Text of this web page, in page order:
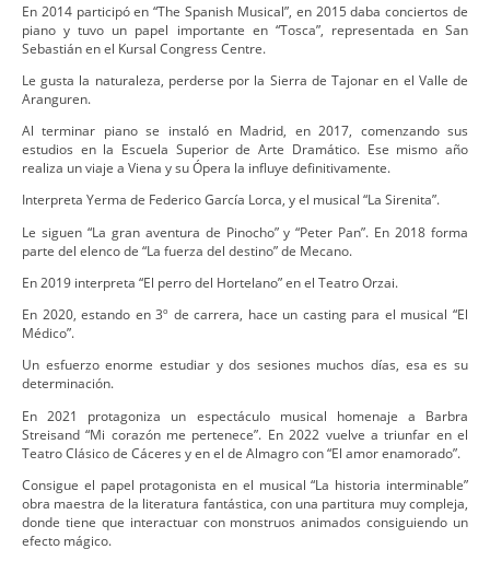
En 2014 participó en “The Spanish Musical”, en 2015 daba conciertos de
piano y tuvo un papel importante en “Tosca”, representada en San
Sebastián en el Kursal Congress Centre.
Le gusta la naturaleza, perderse por la Sierra de Tajonar en el Valle de
Aranguren.
Al terminar piano se instaló en Madrid, en 2017, comenzando sus
estudios en la Escuela Superior de Arte Dramático. Ese mismo año
realiza un viaje a Viena y su Ópera la influye definitivamente.
Interpreta Yerma de Federico García Lorca, y el musical “La Sirenita”.
Le siguen “La gran aventura de Pinocho” y “Peter Pan”. En 2018 forma
parte del elenco de “La fuerza del destino” de Mecano.
En 2019 interpreta “El perro del Hortelano” en el Teatro Orzai.
En 2020, estando en 3º de carrera, hace un casting para el musical “El
Médico”.
Un esfuerzo enorme estudiar y dos sesiones muchos días, esa es su
determinación.
En 2021 protagoniza un espectáculo musical homenaje a Barbra
Streisand “Mi corazón me pertenece”. En 2022 vuelve a triunfar en el
Teatro Clásico de Cáceres y en el de Almagro con “El amor enamorado”.
Consigue el papel protagonista en el musical “La historia interminable”
obra maestra de la literatura fantástica, con una partitura muy compleja,
donde tiene que interactuar con monstruos animados consiguiendo un
efecto mágico.